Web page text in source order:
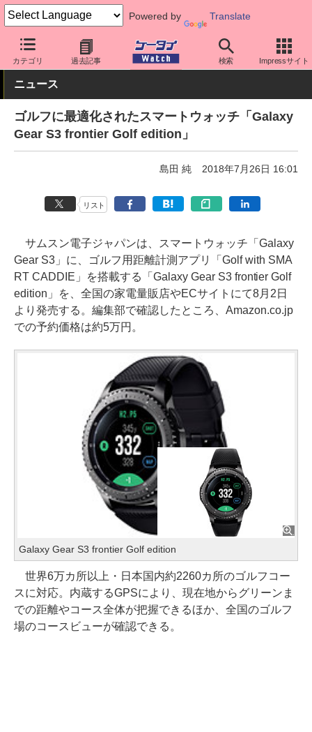
Powered by Translate
カテゴリ 過去記事 検索 Impressサイト
ケータイ Watch 周辺機器/アクセサリー ウェアラブル スマー
ニュース
ゴルフに最適化されたスマートウォッチ「Galaxy
Gear S3 frontier Golf edition」
島田 純 2018年7月26日 16:01
リスト
サムスン電子ジャパンは、スマートウォッチ「Galaxy
Gear S3」に、ゴルフ用距離計測アプリ「Golf with SMA
RT CADDIE」を搭載する「Galaxy Gear S3 frontier Golf
edition」を、全国の家電量販店やECサイトにて8月2日
より発売する。編集部で確認したところ、Amazon.co.jp
での予約価格は約5万円。
Galaxy Gear S3 frontier Golf edition
世界6万カ所以上・日本国内約2260カ所のゴルフコー
スに対応。内蔵するGPSにより、現在地からグリーンま
での距離やコース全体が把握できるほか、全国のゴルフ
場のコースビューが確認できる。